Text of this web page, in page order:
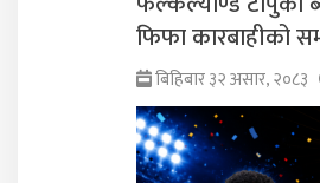
फिफा कारबाहीको
बिहिबार ३२ असार, २०८३